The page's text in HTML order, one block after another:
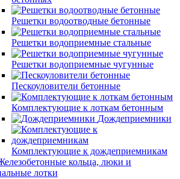
Решетки водоотводные бетонные
Решетки водоприемные стальные
Решетки водоприемные чугунные
Пескоуловители бетонные
Комплектующие к лоткам бетонным
Дождеприемники
Комплектующие к дождеприемникам